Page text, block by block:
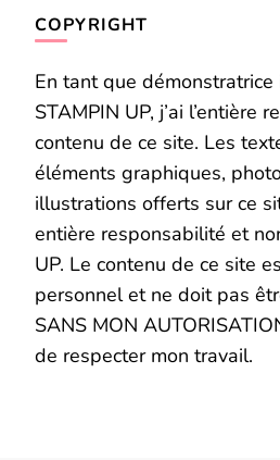
COPYRIGHT
En tant que
STAMPIN UP, j’ai l’entière
contenu de ce site. Les
éléments graphiques,
illustrations offerts sur ce
entière responsabilité et
UP. Le contenu de ce site
personnel et ne doit pas
SANS MON
de respecter mon travail.